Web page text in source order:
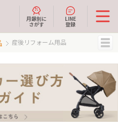
月齢別に
さがす
LINE
登録
産後リフォーム用品